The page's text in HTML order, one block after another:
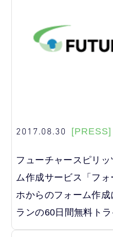
2017.08.30 [PRESS]
フューチャースピリ
ム作成サービス「フ
ホからのフォーム作
ランの60日間無料ト